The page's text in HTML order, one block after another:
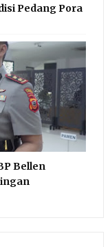
Pedang Pora
Bellen